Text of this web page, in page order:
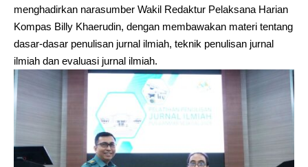
menghadirkan narasumber Wakil Redaktur Pelaksana Harian
Kompas Billy Khaerudin, dengan membawakan materi tentang
dasar-dasar penulisan jurnal ilmiah, teknik penulisan jurnal
ilmiah dan evaluasi jurnal ilmiah.